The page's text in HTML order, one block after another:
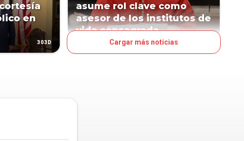
en
303D
asume rol clave como
asesor de los institutos de
vida consagrada
Cargar más noticias